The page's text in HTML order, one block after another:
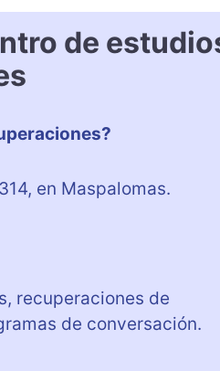
de
en Maspalomas.
recuperaciones de
de conversación.